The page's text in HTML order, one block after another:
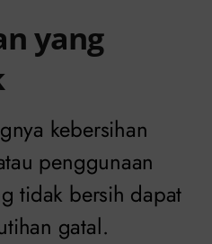
yang
kebersihan
penggunaan
tidak bersih dapat
gatal.